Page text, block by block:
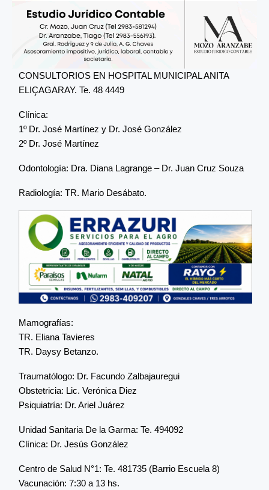
CONSULTORIOS EN HOSPITAL MUNICIPAL ANITA
ELIÇAGARAY. Te. 48 4449
Clínica:
1º Dr. José Martínez y Dr. José González
2º Dr. José Martínez
Odontología: Dra. Diana Lagrange – Dr. Juan Cruz Souza
Radiología: TR. Mario Desábato.
Mamografías:
TR. Eliana Tavieres
TR. Daysy Betanzo.
Traumatólogo: Dr. Facundo Zalbajauregui
Obstetricia: Lic. Verónica Diez
Psiquiatría: Dr. Ariel Juárez
Unidad Sanitaria De la Garma: Te. 494092
Clínica: Dr. Jesús González
Centro de Salud N°1: Te. 481735 (Barrio Escuela 8)
Vacunación: 7:30 a 13 hs.